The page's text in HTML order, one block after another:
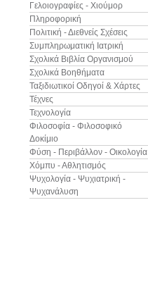
Γελοιογραφίες - Χιούμορ
Πληροφορική
Πολιτική - Διεθνείς Σχέσεις
Συμπληρωματική Ιατρική
Σχολικά Βιβλία Οργανισμού
Σχολικά Βοηθήματα
Ταξιδιωτικοί Οδηγοί & Χάρτες
Τέχνες
Τεχνολογία
Φιλοσοφία - Φιλοσοφικό
Δοκίμιο
Φύση - Περιβάλλον - Οικολογία
Χόμπυ - Αθλητισμός
Ψυχολογία - Ψυχιατρική -
Ψυχανάλυση